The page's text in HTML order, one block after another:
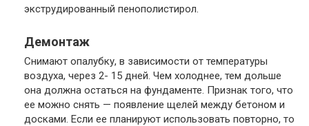
экструдированный пенополистирол.
Демонтаж
Снимают опалубку, в зависимости от температуры
воздуха, через 2- 15 дней. Чем холоднее, тем дольше
она должна остаться на фундаменте. Признак того, что
ее можно снять — появление щелей между бетоном и
досками. Если ее планируют использовать повторно, то